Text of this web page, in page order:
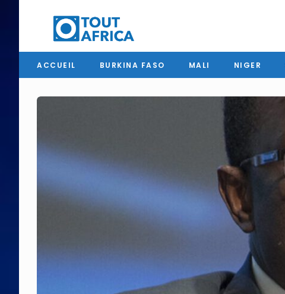
ACCUEIL BURKINA FASO MALI NIGER